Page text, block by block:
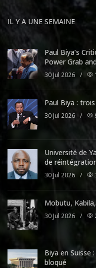
IL Y A UNE SEMAINE
Paul Biya’s
Power Grab
30 Jul 2026 /
Paul Biya :
30 Jul 2026 /
Université de
de
30 Jul 2026 /
Mobutu,
30 Jul 2026 /
Biya en
bloqué